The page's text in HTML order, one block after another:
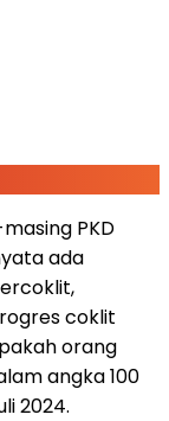
PKD
ada
coklit
orang
angka 100
2024.